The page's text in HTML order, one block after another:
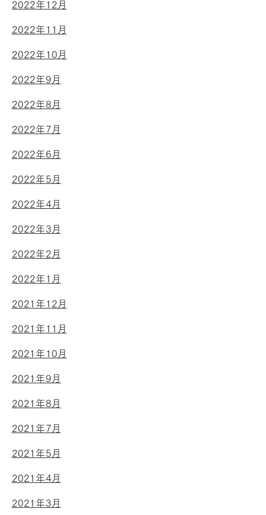
2022年12月
2022年11月
2022年10月
2022年9月
2022年8月
2022年7月
2022年6月
2022年5月
2022年4月
2022年3月
2022年2月
2022年1月
2021年12月
2021年11月
2021年10月
2021年9月
2021年8月
2021年7月
2021年5月
2021年4月
2021年3月